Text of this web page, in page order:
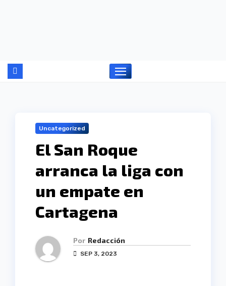
Uncategorized
El San Roque
arranca la liga con
un empate en
Cartagena
Por Redacción
SEP 3, 2023